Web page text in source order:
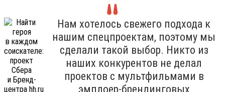
Нам хотелось свежего подхода к
нашим спецпроектам, поэтому мы
сделали такой выбор. Никто из
наших конкурентов не делал
проектов с мультфильмами в
эмплоер-брендинговых